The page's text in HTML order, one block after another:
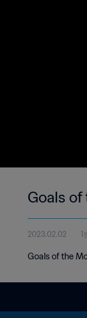
Goals
2023.02.02 1
Goals of the